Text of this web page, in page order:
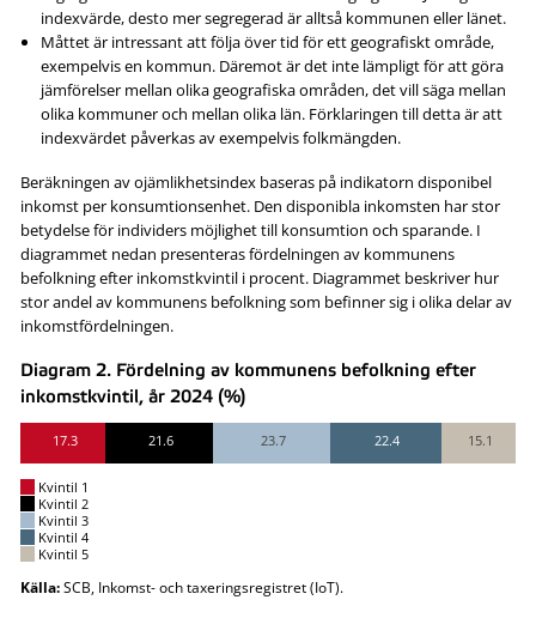
indexvärde, desto mer segregerad är alltså kommunen eller länet.
Måttet är intressant att följa över tid för ett geografiskt område,
exempelvis en kommun. Däremot är det inte lämpligt för att göra
jämförelser mellan olika geografiska områden, det vill säga mellan
olika kommuner och mellan olika län. Förklaringen till detta är att
indexvärdet påverkas av exempelvis folkmängden.
Beräkningen av ojämlikhetsindex baseras på indikatorn disponibel
inkomst per konsumtionsenhet. Den disponibla inkomsten har stor
betydelse för individers möjlighet till konsumtion och sparande. I
diagrammet nedan presenteras fördelningen av kommunens
befolkning efter inkomstkvintil i procent. Diagrammet beskriver hur
stor andel av kommunens befolkning som befinner sig i olika delar av
inkomstfördelningen.
Diagram 2. Fördelning av kommunens befolkning efter
inkomstkvintil, år 2024 (%)
17.3 21.6 23.7 22.4 15.1
Kvintil 1
Kvintil 2
Kvintil 3
Kvintil 4
Kvintil 5
Källa:SCB, Inkomst- och taxeringsregistret (IoT).